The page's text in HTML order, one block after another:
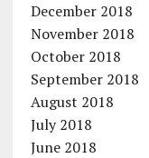
December 2018
November 2018
October 2018
September 2018
August 2018
July 2018
June 2018